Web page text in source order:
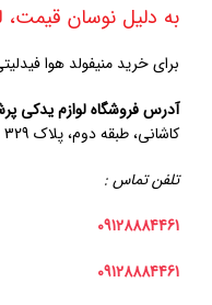
به دلیل نوسان قیمت،
برای خرید منیفولد هوا
آدرس فروشگاه لوازم یدکی
کاشانی، طبقه دوم، پلاک 329
تلفن تماس :
09128884461
09128884461